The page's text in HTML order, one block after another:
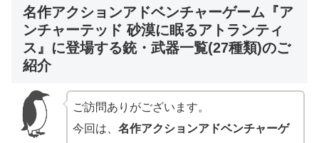
名作アクションアドベンチャーゲーム『ア
ンチャーテッド 砂漠に眠るアトランティ
ス』に登場する銃・武器一覧(27種類)のご
紹介
ご訪問ありがございます。
今回は、 名作アクションアドベンチャーゲ